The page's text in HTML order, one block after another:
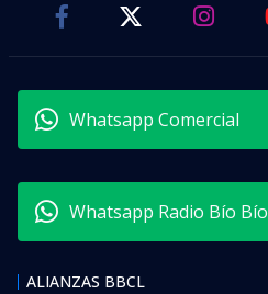
Whatsapp Comercial
Whatsapp Radio Bío Bío
ALIANZAS BBCL